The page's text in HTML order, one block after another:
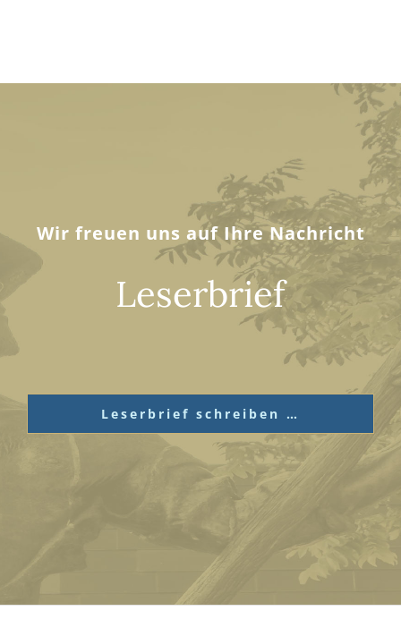
Wir freuen uns auf Ihre Nachricht
Leserbrief
Leserbrief schreiben …